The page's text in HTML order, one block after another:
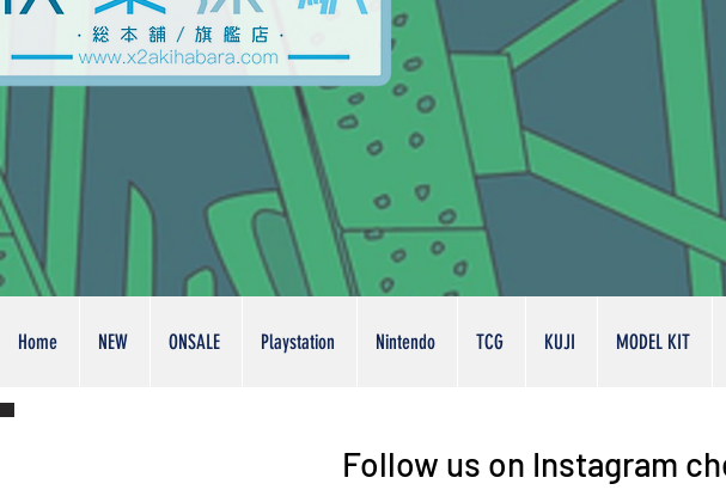
Home NEW ONSALE Playstation Nintendo TCG KUJI MODEL KIT
Follow us on Instagram